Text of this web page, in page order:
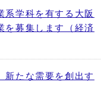
系学科を有する大阪
を募集します（経済
たな需要を創出す